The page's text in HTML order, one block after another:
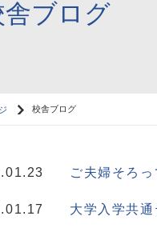
舎ブログ
校舎ブログ
ご夫婦そろ
大学入学共